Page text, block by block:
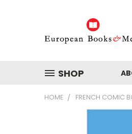
SHOP
HOME FRENCH COMIC